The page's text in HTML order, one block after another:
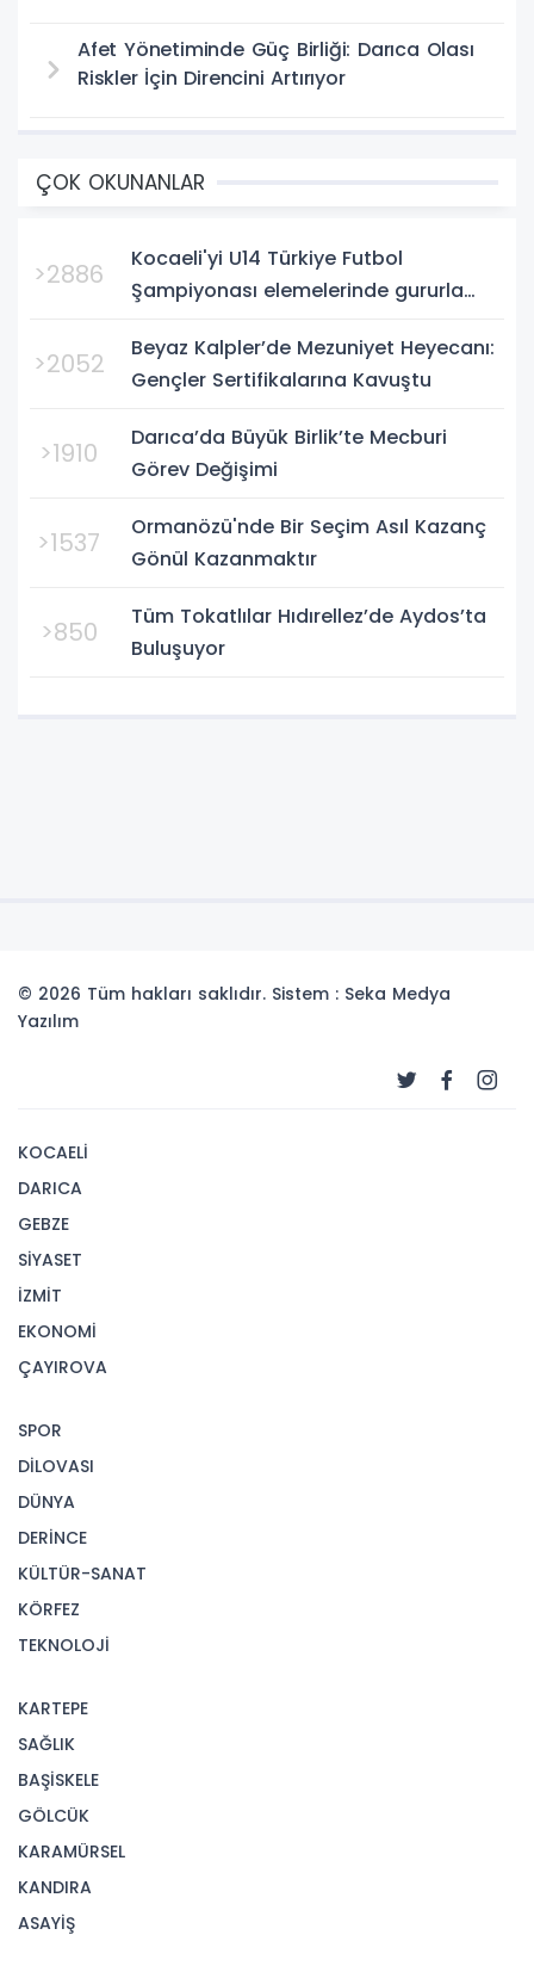
Afet Yönetiminde Güç Birliği: Darıca Olası
Riskler İçin Direncini Artırıyor
ÇOK OKUNANLAR
>2886
Kocaeli'yi U14 Türkiye Futbol
Şampiyonası elemelerinde gururla
Bursa'da oynanan yarı final...
>2052
Beyaz Kalpler’de Mezuniyet Heyecanı:
Gençler Sertifikalarına Kavuştu
>1910
Darıca’da Büyük Birlik’te Mecburi
Görev Değişimi
>1537
Ormanözü'nde Bir Seçim Asıl Kazanç
Gönül Kazanmaktır
>850
Tüm Tokatlılar Hıdırellez’de Aydos’ta
Buluşuyor
© 2026 Tüm hakları saklıdır. Sistem : Seka Medya
Yazılım
KOCAELİ
DARICA
GEBZE
SİYASET
İZMİT
EKONOMİ
ÇAYIROVA
SPOR
DİLOVASI
DÜNYA
DERİNCE
KÜLTÜR-SANAT
KÖRFEZ
TEKNOLOJİ
KARTEPE
SAĞLIK
BAŞİSKELE
GÖLCÜK
KARAMÜRSEL
KANDIRA
ASAYİŞ